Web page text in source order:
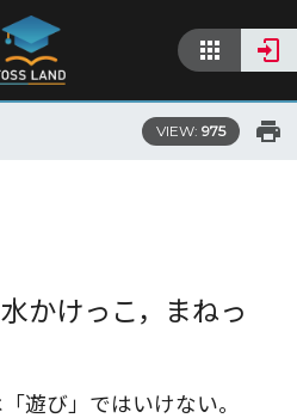
VIEW: 975
かけっこ，まねっ
遊び」ではいけない。